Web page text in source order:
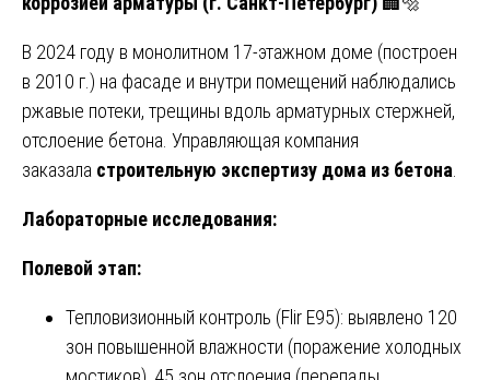
В 2024 году в монолитном 17-этажном доме (построен
в 2010 г.) на фасаде и внутри помещений наблюдались
ржавые потеки, трещины вдоль арматурных стержней,
отслоение бетона. Управляющая компания
заказала строительную экспертизу дома из бетона
Лабораторные исследования:
Полевой этап:
Тепловизионный контроль (Flir E95): выявлено 120
зон повышенной влажности (поражение холодных